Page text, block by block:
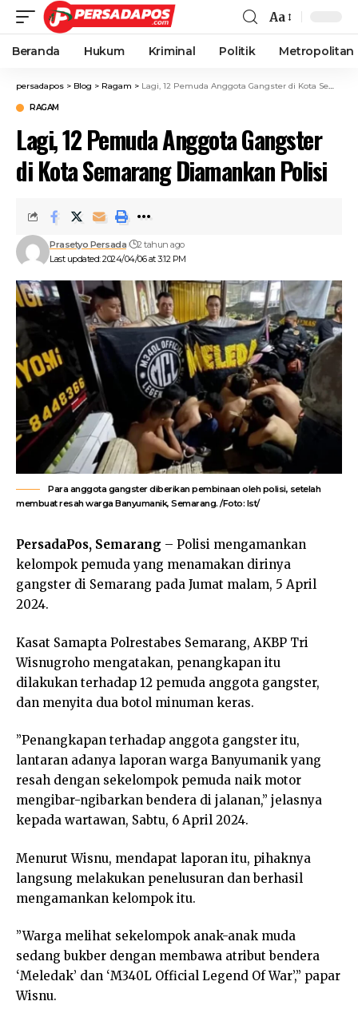
Aa
Beranda Hukum Kriminal Politik Metropolitan
persadapos > Blog > Ragam > Lagi, 12 Pemuda Anggota Gangster di Kota Semarang Diamankan Polisi
RAGAM
Lagi, 12 Pemuda Anggota Gangster
di Kota Semarang Diamankan Polisi
Last updated: 2024/04/06 at 3:12 PM
Prasetyo Persada 2 tahun ago
Para anggota gangster diberikan pembinaan oleh polisi, setelah
membuat resah warga Banyumanik, Semarang. /Foto: Ist/
PersadaPos, Semarang – Polisi mengamankan
kelompok pemuda yang menamakan dirinya
gangster di Semarang pada Jumat malam, 5 April
2024.
Kasat Samapta Polrestabes Semarang, AKBP Tri
Wisnugroho mengatakan, penangkapan itu
dilakukan terhadap 12 pemuda anggota gangster,
dan menyita dua botol minuman keras.
”Penangkapan terhadap anggota gangster itu,
lantaran adanya laporan warga Banyumanik yang
resah dengan sekelompok pemuda naik motor
mengibar-ngibarkan bendera di jalanan,” jelasnya
kepada wartawan, Sabtu, 6 April 2024.
Menurut Wisnu, mendapat laporan itu, pihaknya
langsung melakukan penelusuran dan berhasil
mengamankan kelompok itu.
”Warga melihat sekelompok anak-anak muda
sedang bukber dengan membawa atribut bendera
‘Meledak’ dan ‘M340L Official Legend Of War’,” papar
Wisnu.